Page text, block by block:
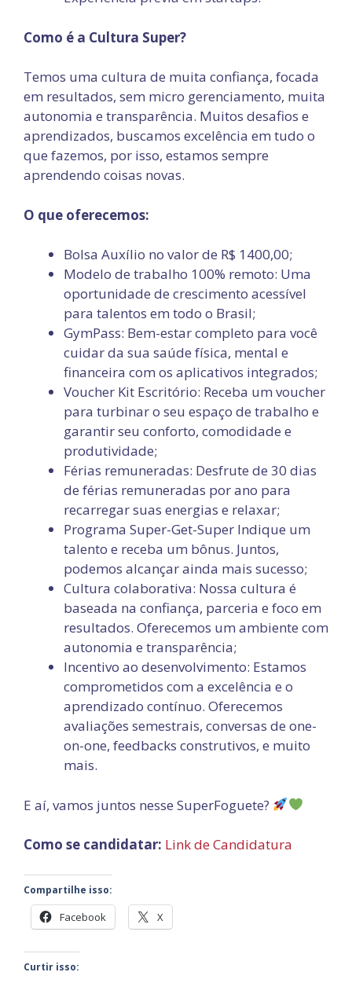
Como é a Cultura Super?
Temos uma cultura de muita confiança, focada
em resultados, sem micro gerenciamento, muita
autonomia e transparência. Muitos desafios e
aprendizados, buscamos excelência em tudo o
que fazemos, por isso, estamos sempre
aprendendo coisas novas.
O que oferecemos:
Bolsa Auxílio no valor de R$ 1400,00;
Modelo de trabalho 100% remoto: Uma
oportunidade de crescimento acessível
para talentos em todo o Brasil;
GymPass: Bem-estar completo para você
cuidar da sua saúde física, mental e
financeira com os aplicativos integrados;
Voucher Kit Escritório: Receba um voucher
para turbinar o seu espaço de trabalho e
garantir seu conforto, comodidade e
produtividade;
Férias remuneradas: Desfrute de 30 dias
de férias remuneradas por ano para
recarregar suas energias e relaxar;
Programa Super-Get-Super Indique um
talento e receba um bônus. Juntos,
podemos alcançar ainda mais sucesso;
Cultura colaborativa: Nossa cultura é
baseada na confiança, parceria e foco em
resultados. Oferecemos um ambiente com
autonomia e transparência;
Incentivo ao desenvolvimento: Estamos
comprometidos com a excelência e o
aprendizado contínuo. Oferecemos
avaliações semestrais, conversas de one-
on-one, feedbacks construtivos, e muito
mais.
E aí, vamos juntos nesse SuperFoguete?
Como se candidatar: Link de Candidatura
Compartilhe isso:
Facebook X
Curtir isso: